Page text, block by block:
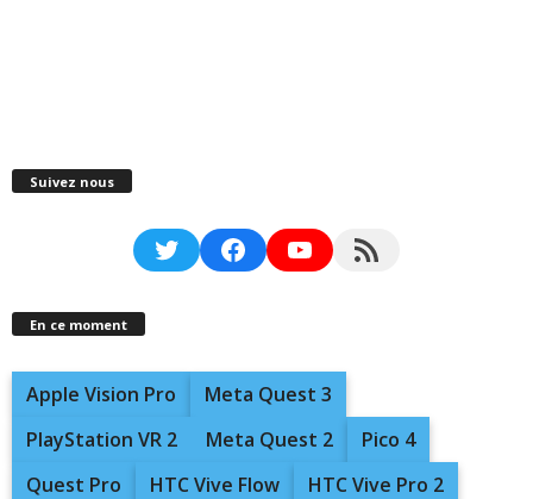
Suivez nous
TwitterFacebookYouTubeRSS Feed
En ce moment
Apple Vision Pro
Meta Quest 3
PlayStation VR 2
Meta Quest 2
Pico 4
Quest Pro
HTC Vive Flow
HTC Vive Pro 2